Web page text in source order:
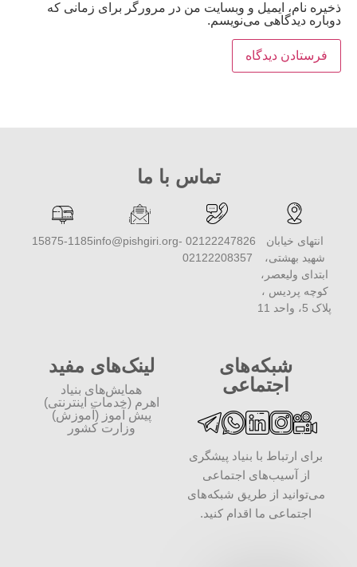
ذخیره نام، ایمیل و وبسایت من در مرورگر برای زمانی که
دوباره دیدگاهی می‌نویسم.
تماس با ما
انتهای خیابان
شهید بهشتی،
ابتدای ولیعصر،
کوچه پردیس ،
پلاک 5، واحد 11
02122247826 -
02122208357
info@pishgiri.org
15875-1185
شبکه‌های
اجتماعی
برای ارتباط با بنیاد پیشگری
از آسیب‌های اجتماعی
می‌توانید از طریق شبکه‌‎های
اجتماعی ما اقدام کنید.
لینک‌های مفید
همایش‌های بنیاد
اهرم (خدمات اینترنتی)
پیش آموز (آموزش)
وزارت کشور